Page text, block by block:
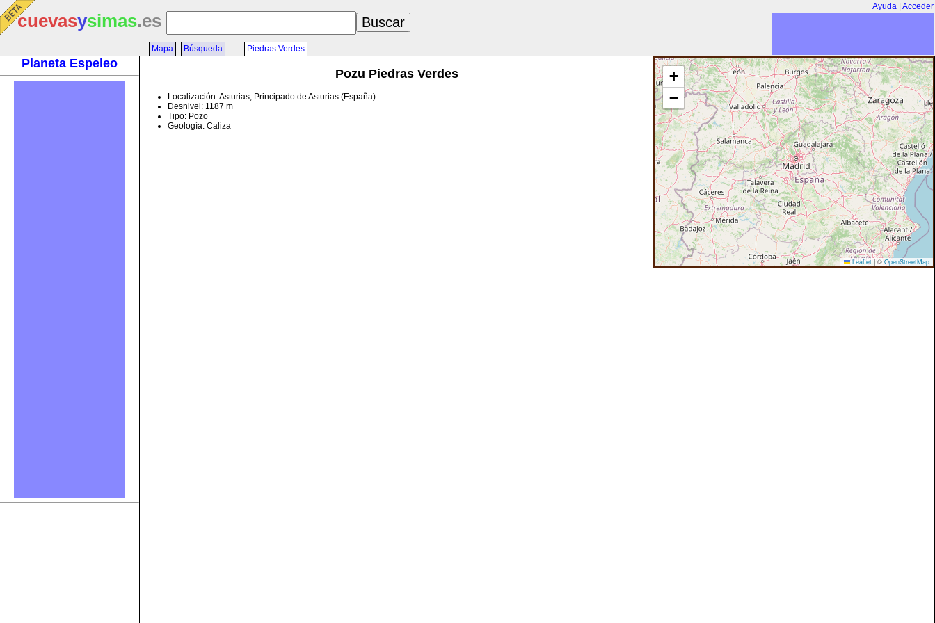
Ayuda Acceder
cuevasysimas.es
Planeta Espeleo
Mapa Búsqueda Piedras Verdes
+
−
Leaflet | © OpenStreetMap
Pozu Piedras Verdes
Localización: Asturias, Principado de Asturias (España)
Desnivel: 1187 m
Tipo: Pozo
Geología: Caliza